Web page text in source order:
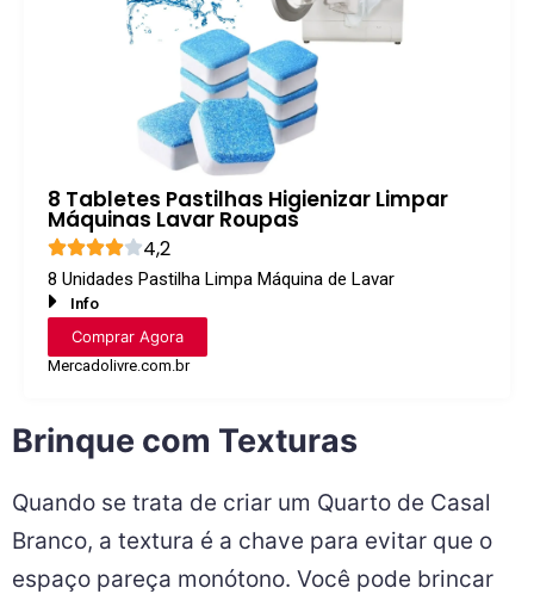
8 Tabletes Pastilhas Higienizar Limpar
Máquinas Lavar Roupas
4,2
8 Unidades Pastilha Limpa Máquina de Lavar
Info
Comprar Agora
Mercadolivre.com.br
Brinque com Texturas
Quando se trata de criar um Quarto de Casal
Branco, a textura é a chave para evitar que o
espaço pareça monótono. Você pode brincar